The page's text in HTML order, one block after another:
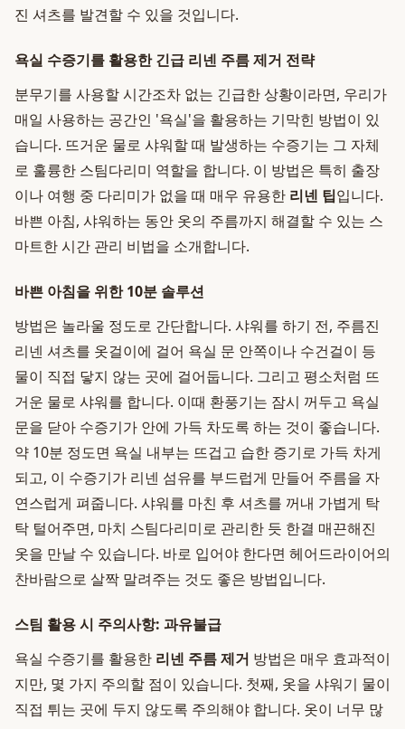
진 셔츠를 발견할 수 있을 것입니다.
욕실 수증기를 활용한 긴급 리넨 주름 제거 전략
분무기를 사용할 시간조차 없는 긴급한 상황이라면, 우리가
매일 사용하는 공간인 '욕실'을 활용하는 기막힌 방법이 있
습니다. 뜨거운 물로 샤워할 때 발생하는 수증기는 그 자체
로 훌륭한 스팀다리미 역할을 합니다. 이 방법은 특히 출장
이나 여행 중 다리미가 없을 때 매우 유용한 리넨 팁입니다.
바쁜 아침, 샤워하는 동안 옷의 주름까지 해결할 수 있는 스
마트한 시간 관리 비법을 소개합니다.
바쁜 아침을 위한 10분 솔루션
방법은 놀라울 정도로 간단합니다. 샤워를 하기 전, 주름진
리넨 셔츠를 옷걸이에 걸어 욕실 문 안쪽이나 수건걸이 등
물이 직접 닿지 않는 곳에 걸어둡니다. 그리고 평소처럼 뜨
거운 물로 샤워를 합니다. 이때 환풍기는 잠시 꺼두고 욕실
문을 닫아 수증기가 안에 가득 차도록 하는 것이 좋습니다.
약 10분 정도면 욕실 내부는 뜨겁고 습한 증기로 가득 차게
되고, 이 수증기가 리넨 섬유를 부드럽게 만들어 주름을 자
연스럽게 펴줍니다. 샤워를 마친 후 셔츠를 꺼내 가볍게 탁
탁 털어주면, 마치 스팀다리미로 관리한 듯 한결 매끈해진
옷을 만날 수 있습니다. 바로 입어야 한다면 헤어드라이어의
찬바람으로 살짝 말려주는 것도 좋은 방법입니다.
스팀 활용 시 주의사항: 과유불급
욕실 수증기를 활용한 리넨 주름 제거 방법은 매우 효과적이
지만, 몇 가지 주의할 점이 있습니다. 첫째, 옷을 샤워기 물이
직접 튀는 곳에 두지 않도록 주의해야 합니다. 옷이 너무 많